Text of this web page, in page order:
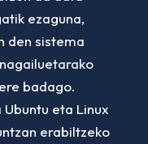
ezaguna,
den sistema
badago.
eta Linux
erabiltzeko